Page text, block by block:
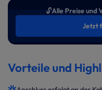
🔓Alle Preise und
Jetzt
Vorteile und